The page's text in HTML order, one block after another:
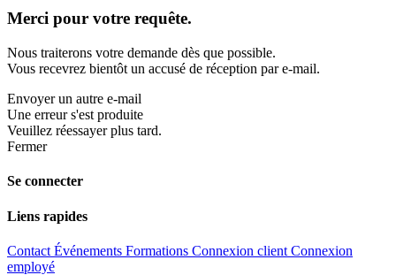
Merci pour votre requête.
Nous traiterons votre demande dès que possible.
Vous recevrez bientôt un accusé de réception par e-mail.
Envoyer un autre e-mail
Une erreur s'est produite
Veuillez réessayer plus tard.
Fermer
Se connecter
Liens rapides
Contact Événements Formations Connexion client Connexion
employé